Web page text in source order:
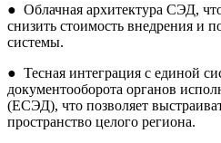
● Облачная архитектура СЭД,
снизить стоимость внедрения и
системы.
● Тесная интеграция с единой
документооборота органов
(ЕСЭД), что позволяет
пространство целого региона.